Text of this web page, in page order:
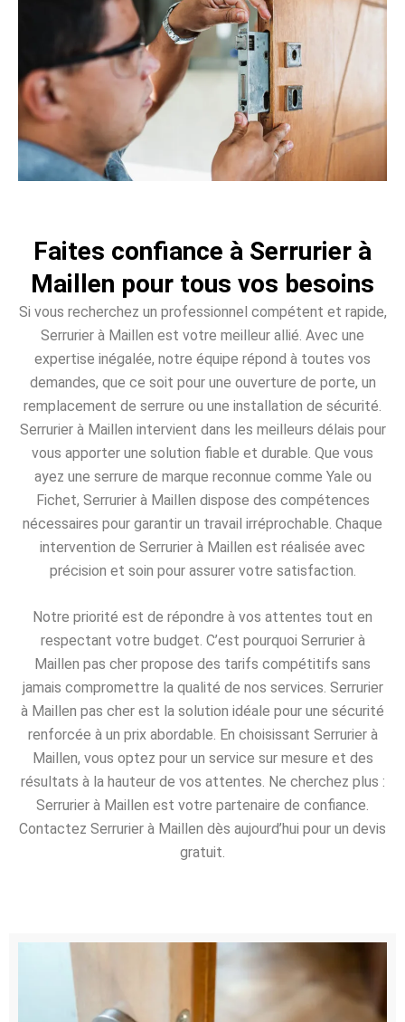
Faites confiance à Serrurier à
Maillen pour tous vos besoins
Si vous recherchez un professionnel compétent et rapide,
Serrurier à Maillen est votre meilleur allié. Avec une
expertise inégalée, notre équipe répond à toutes vos
demandes, que ce soit pour une ouverture de porte, un
remplacement de serrure ou une installation de sécurité.
Serrurier à Maillen intervient dans les meilleurs délais pour
vous apporter une solution fiable et durable. Que vous
ayez une serrure de marque reconnue comme Yale ou
Fichet, Serrurier à Maillen dispose des compétences
nécessaires pour garantir un travail irréprochable. Chaque
intervention de Serrurier à Maillen est réalisée avec
précision et soin pour assurer votre satisfaction.
Notre priorité est de répondre à vos attentes tout en
respectant votre budget. C’est pourquoi Serrurier à
Maillen pas cher propose des tarifs compétitifs sans
jamais compromettre la qualité de nos services. Serrurier
à Maillen pas cher est la solution idéale pour une sécurité
renforcée à un prix abordable. En choisissant Serrurier à
Maillen, vous optez pour un service sur mesure et des
résultats à la hauteur de vos attentes. Ne cherchez plus :
Serrurier à Maillen est votre partenaire de confiance.
Contactez Serrurier à Maillen dès aujourd’hui pour un devis
gratuit.